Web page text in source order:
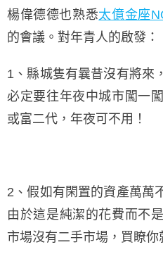
楊偉德德也熟悉太億金座
的會議。對年青人的啟發：
1、縣城隻有曩昔沒有將來
必定要往年夜中城市闖一
或富二代，年夜可不用！
2、假如有閑置的資產萬萬
由於這是純潔的花費而不
市場沒有二手市場，買瞭你